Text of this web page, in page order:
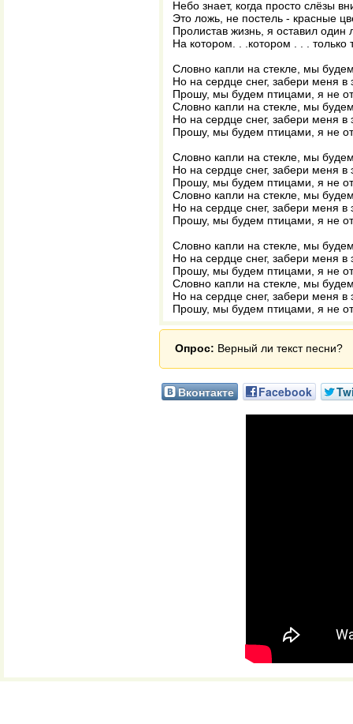
Небо знает, когда просто слёзы
Это ложь, не постель - красные
Пролистав жизнь, я оставил один
На котором. . .котором . . . только
Словно капли на стекле, мы
Но на сердце снег, забери меня в
Прошу, мы будем птицами, я не
Словно капли на стекле, мы
Но на сердце снег, забери меня в
Прошу, мы будем птицами, я не
Словно капли на стекле, мы
Но на сердце снег, забери меня в
Прошу, мы будем птицами, я не
Словно капли на стекле, мы
Но на сердце снег, забери меня в
Прошу, мы будем птицами, я не
Словно капли на стекле, мы
Но на сердце снег, забери меня в
Прошу, мы будем птицами, я не
Словно капли на стекле, мы
Но на сердце снег, забери меня в
Прошу, мы будем птицами, я не
Опрос: Верный ли текст песни?
Вконтакте Facebook